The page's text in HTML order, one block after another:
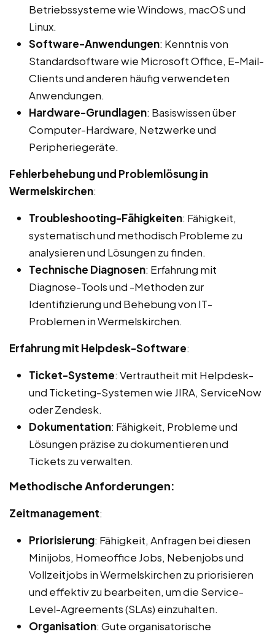
Betriebssysteme wie Windows, macOS und
Linux.
Software-Anwendungen: Kenntnis von
Standardsoftware wie Microsoft Office, E-Mail-
Clients und anderen häufig verwendeten
Anwendungen.
Hardware-Grundlagen: Basiswissen über
Computer-Hardware, Netzwerke und
Peripheriegeräte.
Fehlerbehebung und Problemlösung in
Wermelskirchen:
Troubleshooting-Fähigkeiten: Fähigkeit,
systematisch und methodisch Probleme zu
analysieren und Lösungen zu finden.
Technische Diagnosen: Erfahrung mit
Diagnose-Tools und -Methoden zur
Identifizierung und Behebung von IT-
Problemen in Wermelskirchen.
Erfahrung mit Helpdesk-Software:
Ticket-Systeme: Vertrautheit mit Helpdesk-
und Ticketing-Systemen wie JIRA, ServiceNow
oder Zendesk.
Dokumentation: Fähigkeit, Probleme und
Lösungen präzise zu dokumentieren und
Tickets zu verwalten.
Methodische Anforderungen:
Zeitmanagement:
Priorisierung: Fähigkeit, Anfragen bei diesen
Minijobs, Homeoffice Jobs, Nebenjobs und
Vollzeitjobs in Wermelskirchen zu priorisieren
und effektiv zu bearbeiten, um die Service-
Level-Agreements (SLAs) einzuhalten.
Organisation: Gute organisatorische